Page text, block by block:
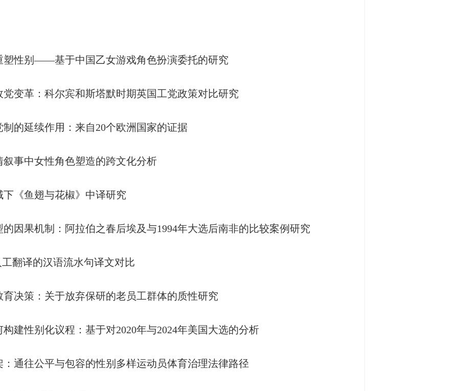
塑性别——基于中国乙女游戏角色扮演委托的研究
变革：科尔宾和斯塔默时期英国工党政策对比研究
的延续作用：来自20个欧洲国家的证据
事中女性角色塑造的跨文化分析
《鱼翅与花椒》中译研究
因果机制：阿拉伯之春后埃及与1994年大选后南非的比较案例研究
翻译的汉语流水句译文对比
决策：关于放弃保研的老员工群体的质性研究
建性别化议程：基于对2020年与2024年美国大选的分析
通往公平与包容的性别多样运动员体育治理法律路径